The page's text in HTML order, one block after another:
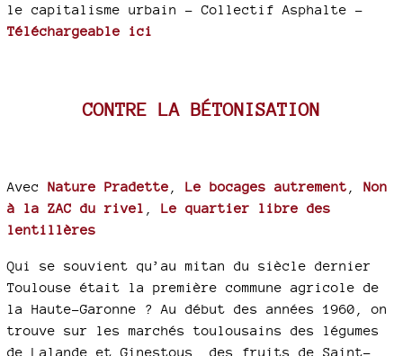
le capitalisme urbain - Collectif Asphalte -
Téléchargeable ici
CONTRE LA BÉTONISATION
Avec Nature Pradette Le bocages autrement
Non
à la ZAC du rivel
Le quartier libre des
lentillères
Qui se souvient qu’au mitan du siècle dernier
Toulouse était la première commune agricole de
la Haute-Garonne ? Au début des années 1960, on
trouve sur les marchés toulousains des légumes
de Lalande et Ginestous, des fruits de Saint-